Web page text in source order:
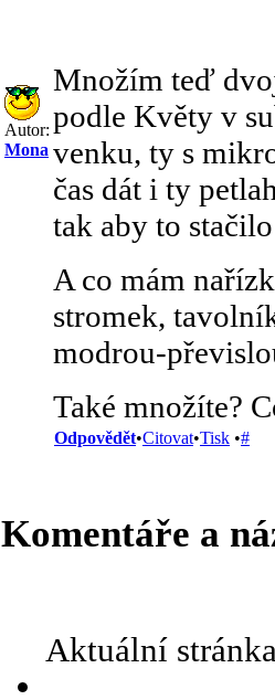
Autor:
Mona
Množím teď
podle Květy v
venku, ty s
čas dát i ty
tak aby to
A co mám
stromek,
modrou-
Také množíte?
Odpovědět•Citovat•Tisk •#
Komentáře a
Aktuální